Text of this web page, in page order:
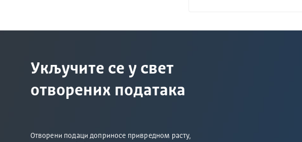
Укључите се у свет
отворених података
Отворени подаци доприносе привредном расту,